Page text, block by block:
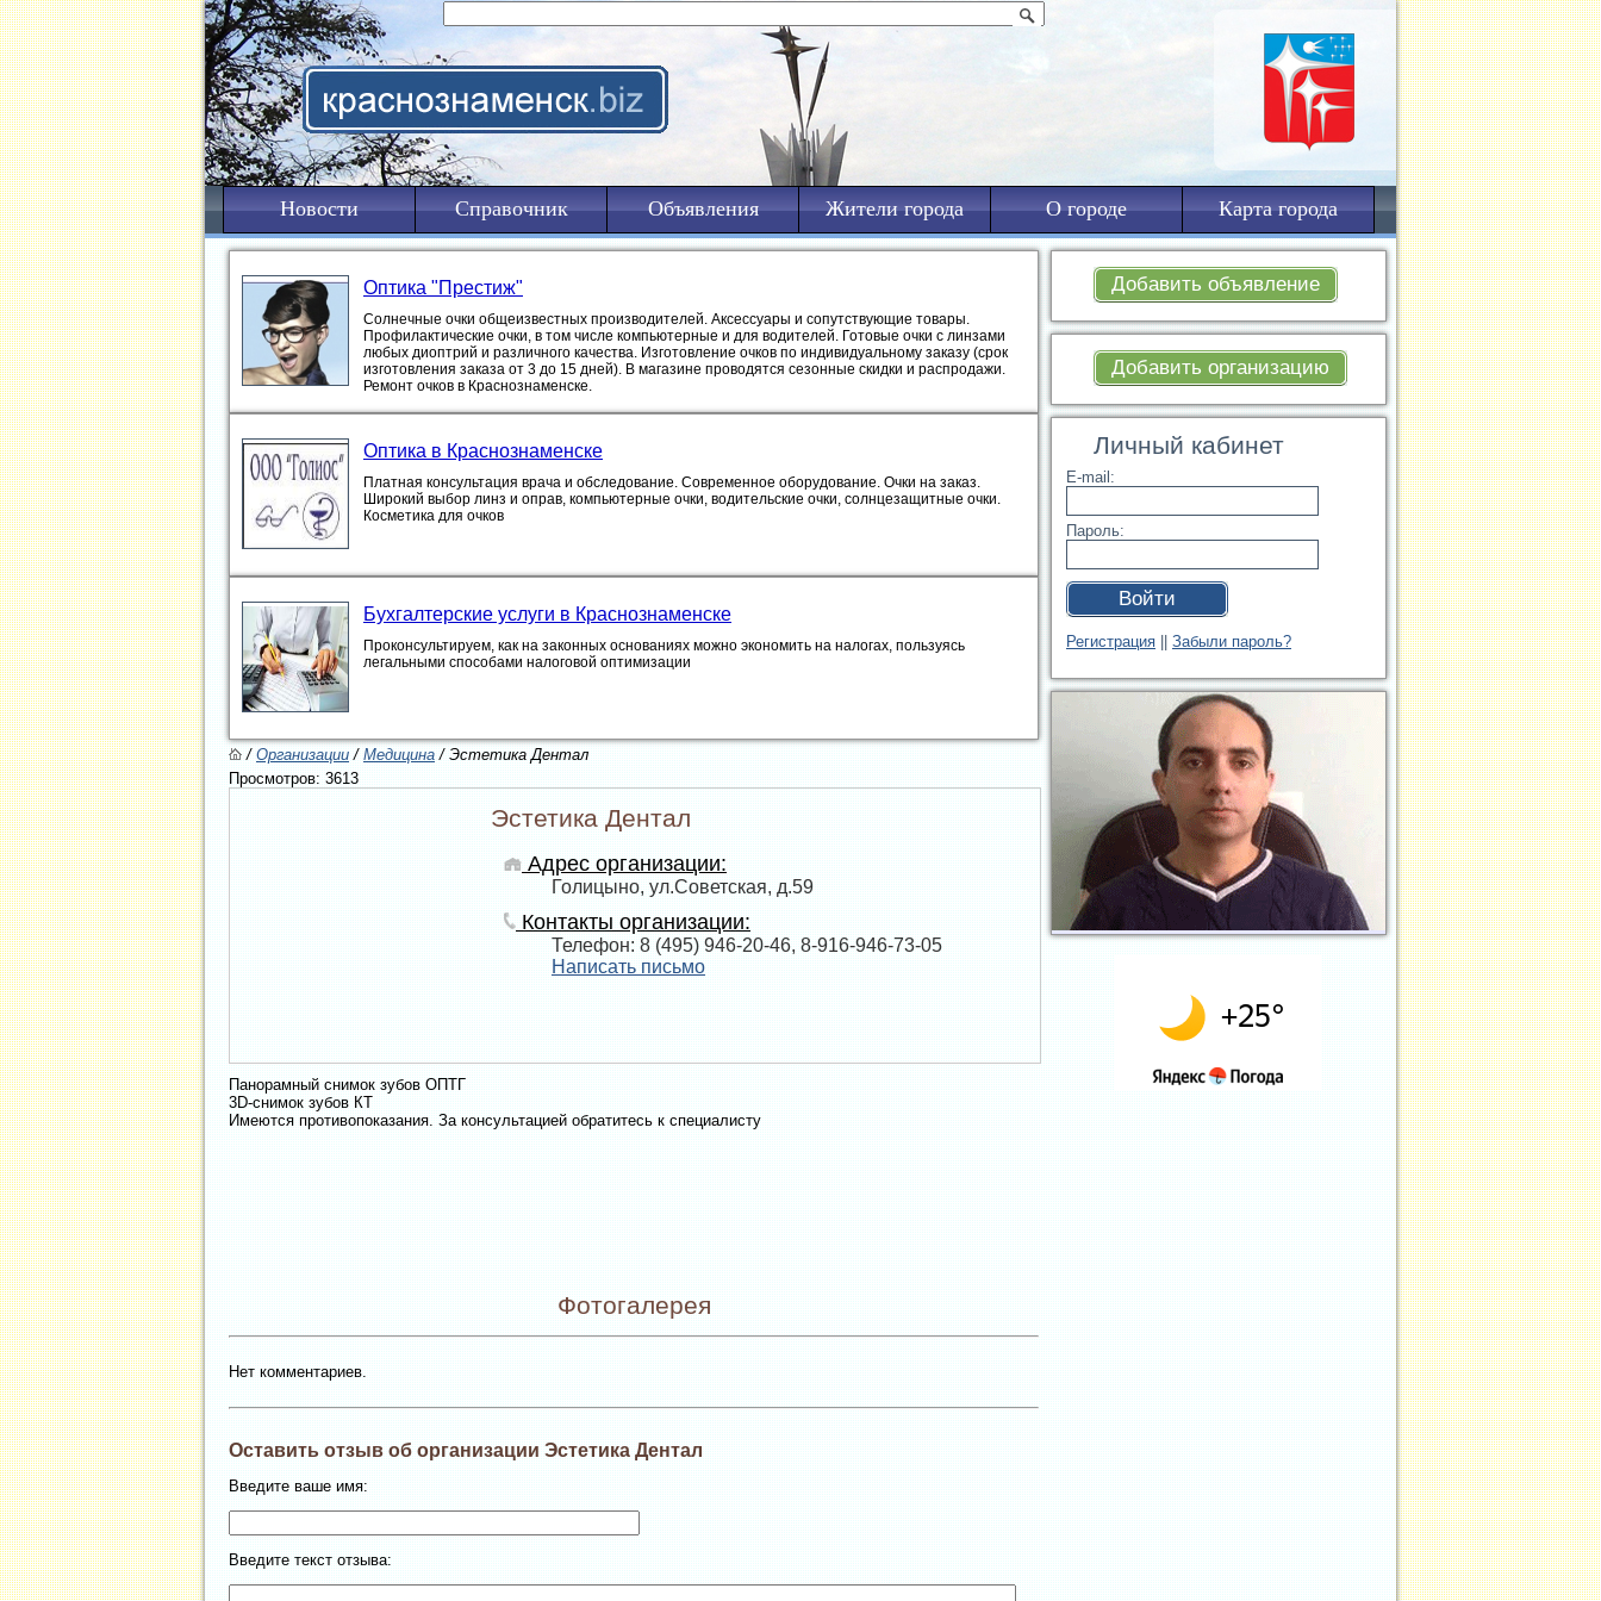
Новости Справочник Объявления Жители города О городе Карта города
Добавить объявление
Добавить организацию
Личный кабинет
E-mail:
Пароль:
Войти
Регистрация Забыли пароль?
Оптика "Престиж"
Солнечные очки общеизвестных производителей. Аксессуары и сопутствующие товары.
Профилактические очки, в том числе компьютерные и для водителей. Готовые очки с линзами
любых диоптрий и различного качества. Изготовление очков по индивидуальному заказу (срок
изготовления заказа от 3 до 15 дней). В магазине проводятся сезонные скидки и распродажи.
Ремонт очков в Краснознаменске.
Оптика в Краснознаменске
Платная консультация врача и обследование. Современное оборудование. Очки на заказ.
Широкий выбор линз и оправ, компьютерные очки, водительские очки, солнцезащитные очки.
Косметика для очков
Бухгалтерские услуги в Краснознаменске
Проконсультируем, как на законных основаниях можно экономить на налогах, пользуясь
легальными способами налоговой оптимизации
/Организации/Медицина/ Эстетика Дентал
Просмотров: 3613
Эстетика Дентал
Адрес организации:
Голицыно, ул.Советская, д.59
Контакты организации:
Телефон: 8 (495) 946-20-46, 8-916-946-73-05
Написать письмо
Панорамный снимок зубов ОПТГ
3D-снимок зубов КТ
Имеются противопоказания. За консультацией обратитесь к специалисту
Фотогалерея
Нет комментариев.
Оставить отзыв об организации Эстетика Дентал
Введите ваше имя:
Введите текст отзыва: